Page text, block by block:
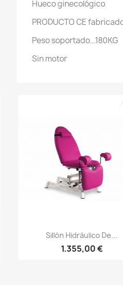
Hueco ginecológico
PRODUCTO CE
Peso soportado...180KG
Sin motor
 Vista rápida
Sillón Hidráulico De...
1.355,00 €